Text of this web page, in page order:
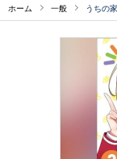
ホーム 一般 うちの